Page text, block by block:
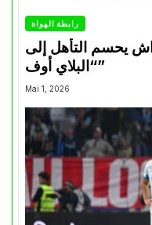
رابطة الهواة
يحسم التأهل إلى
“البلاي أوف”
Mai 1, 2026